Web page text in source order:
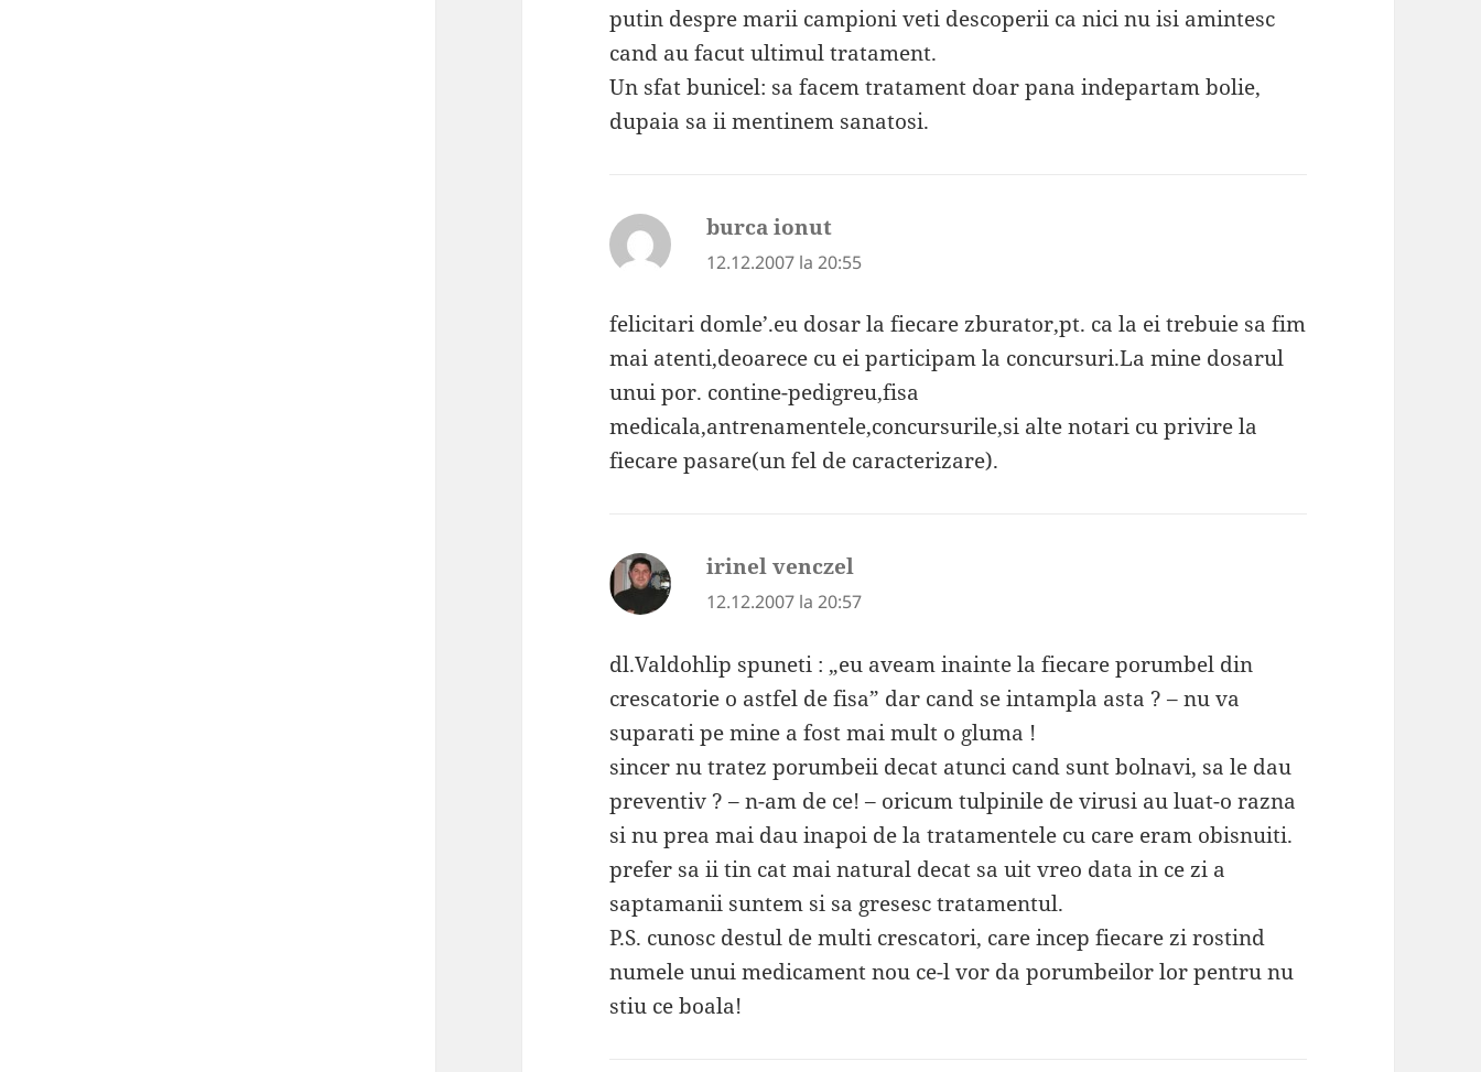
putin despre marii campioni veti descoperii ca nici nu isi amintesc
cand au facut ultimul tratament.
Un sfat bunicel: sa facem tratament doar pana indepartam bolie,
dupaia sa ii mentinem sanatosi.
burca ionut
12.12.2007 la 20:55
felicitari domle’.eu dosar la fiecare zburator,pt. ca la ei trebuie sa fim
mai atenti,deoarece cu ei participam la concursuri.La mine dosarul
unui por. contine-pedigreu,fisa
medicala,antrenamentele,concursurile,si alte notari cu privire la
fiecare pasare(un fel de caracterizare).
irinel venczel
12.12.2007 la 20:57
dl.Valdohlip spuneti : „eu aveam inainte la fiecare porumbel din
crescatorie o astfel de fisa” dar cand se intampla asta ? – nu va
suparati pe mine a fost mai mult o gluma !
sincer nu tratez porumbeii decat atunci cand sunt bolnavi, sa le dau
preventiv ? – n-am de ce! – oricum tulpinile de virusi au luat-o razna
si nu prea mai dau inapoi de la tratamentele cu care eram obisnuiti.
prefer sa ii tin cat mai natural decat sa uit vreo data in ce zi a
saptamanii suntem si sa gresesc tratamentul.
P.S. cunosc destul de multi crescatori, care incep fiecare zi rostind
numele unui medicament nou ce-l vor da porumbeilor lor pentru nu
stiu ce boala!